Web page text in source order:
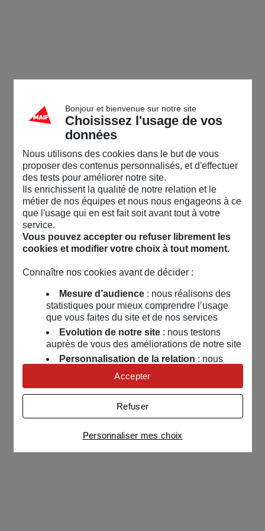
Bonjour et bienvenue sur notre site
Choisissez l'usage de vos
données
Nous utilisons des cookies dans le but de vous
proposer des contenus personnalisés, et d'effectuer
des tests pour améliorer notre site.
Ils enrichissent la qualité de notre relation et le
métier de nos équipes et nous nous engageons à ce
que l'usage qui en est fait soit avant tout à votre
service.
Vous pouvez accepter ou refuser librement les
cookies et modifier votre choix à tout moment.
Connaître nos cookies avant de décider :
Mesure d’audience: nous réalisons des
statistiques pour mieux comprendre l’usage
que vous faites du site et de nos services
Evolution de notre site: nous testons
auprès de vous des améliorations de notre site
Personnalisation de la relation : nous
nous servons de cookies pour adapter nos
contenus et personnaliser nos offres
Univers publicitaire: nous utilisons avec
nos partenaires des cookies pour afficher des
publicités personnalisées
Connaître notre politique cookies et la liste de nos
partenaires
Personnaliser mes choix
Refuser
Accepter